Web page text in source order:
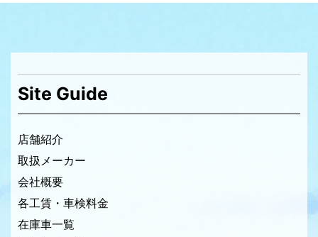
ョ
ン
Site Guide
店舗紹介
取扱メーカー
会社概要
各工賃・車検料金
在庫車一覧